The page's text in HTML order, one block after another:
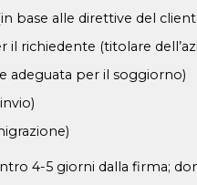
base alle direttive del
il richiedente (titolare
adeguata per il soggiorno)
4-5 giorni dalla firma;